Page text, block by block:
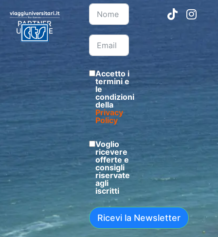
PARTNER
UFFICIALE
Accetto i
termini e
le
condizioni
della
Privacy
Policy
Voglio
ricevere
offerte e
consigli
riservate
agli
iscritti
Ricevi la Newsletter